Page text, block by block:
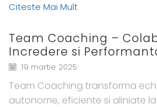
Citeste Mai Mult
Team Coaching –
Incredere si
19 martie 2025
Team Coaching transforma
autonome, eficiente si aliniate